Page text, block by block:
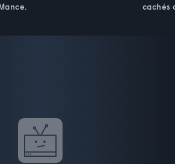
cachés